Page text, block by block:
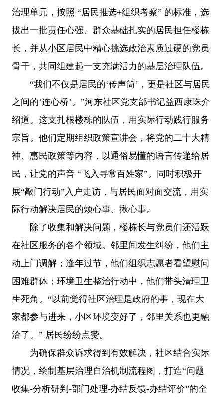
治理单元，按照 “居民推选+组织考察” 的标准，选
拔出一批责任心强、群众基础扎实的居民担任楼栋
长，并从小区居民中精心挑选政治素质过硬的党员
骨干，共同组建起一支充满活力的基层治理队伍。
“我们不仅是居民的‘传声筒’，更是社区与居民
之间的‘连心桥’。”河东社区党支部书记益西康珠介
绍道。这支扎根楼栋的队伍，用实际行动践行服务
宗旨。他们定期组织政策宣讲会，将党的二十大精
神、惠民政策等内容，以通俗易懂的语言传递给居
民，让党的声音 “飞入寻常百姓家”。同时积极开
展“敲门行动”入户走访，与居民面对面交流，用实
际行动解决居民的烦心事、揪心事。
除了收集和解决问题，楼栋长与党员们还活跃
在社区服务的各个领域。邻里间发生纠纷，他们主
动上门调解；逢年过节，他们组织志愿者看望慰问
困难群体；环境卫生整治行动中，他们带头清理卫
生死角。“以前觉得社区治理是政府的事，现在大
家都参与进来，小区环境变好了，邻里关系也更融
洽了。” 居民纷纷点赞。
为确保群众诉求得到有效解决，社区结合实际
情况，绘制基层治理自治机制流程图，打造“问题
收集-分析研判-部门处理-办结反馈-办结评价”的全